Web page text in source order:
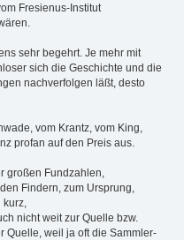
Fresienus-Institut
sehr begehrt. Je mehr mit
sich die Geschichte und die
nachverfolgen läßt, desto
vom Krantz, vom King,
profan auf den Preis aus.
großen Fundzahlen,
Findern, zum Ursprung,
kurz,
nicht weit zur Quelle bzw.
Quelle, weil ja oft die Sammler-